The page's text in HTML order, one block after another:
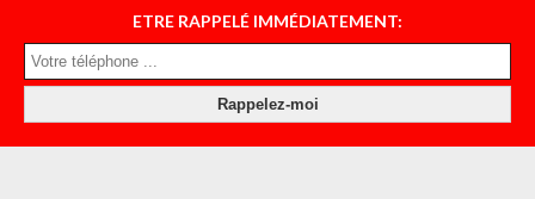
ETRE RAPPELÉ IMMÉDIATEMENT: